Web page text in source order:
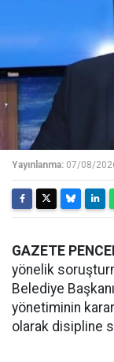
Yayınlanma: 07/08/
GAZETE
yönelik
Belediye
yönetiminin
olarak disipline